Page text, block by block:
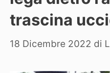
trascina
18 Dicembre 2022 di